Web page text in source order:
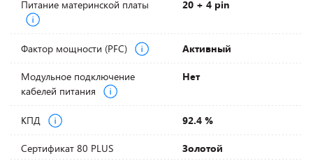
Питание материнской платы 20 + 4 pin
Фактор мощности (PFC) Активный
Модульное подключение
кабелей питания
Нет
КПД 92.4 %
Сертификат 80 PLUS
Золотой